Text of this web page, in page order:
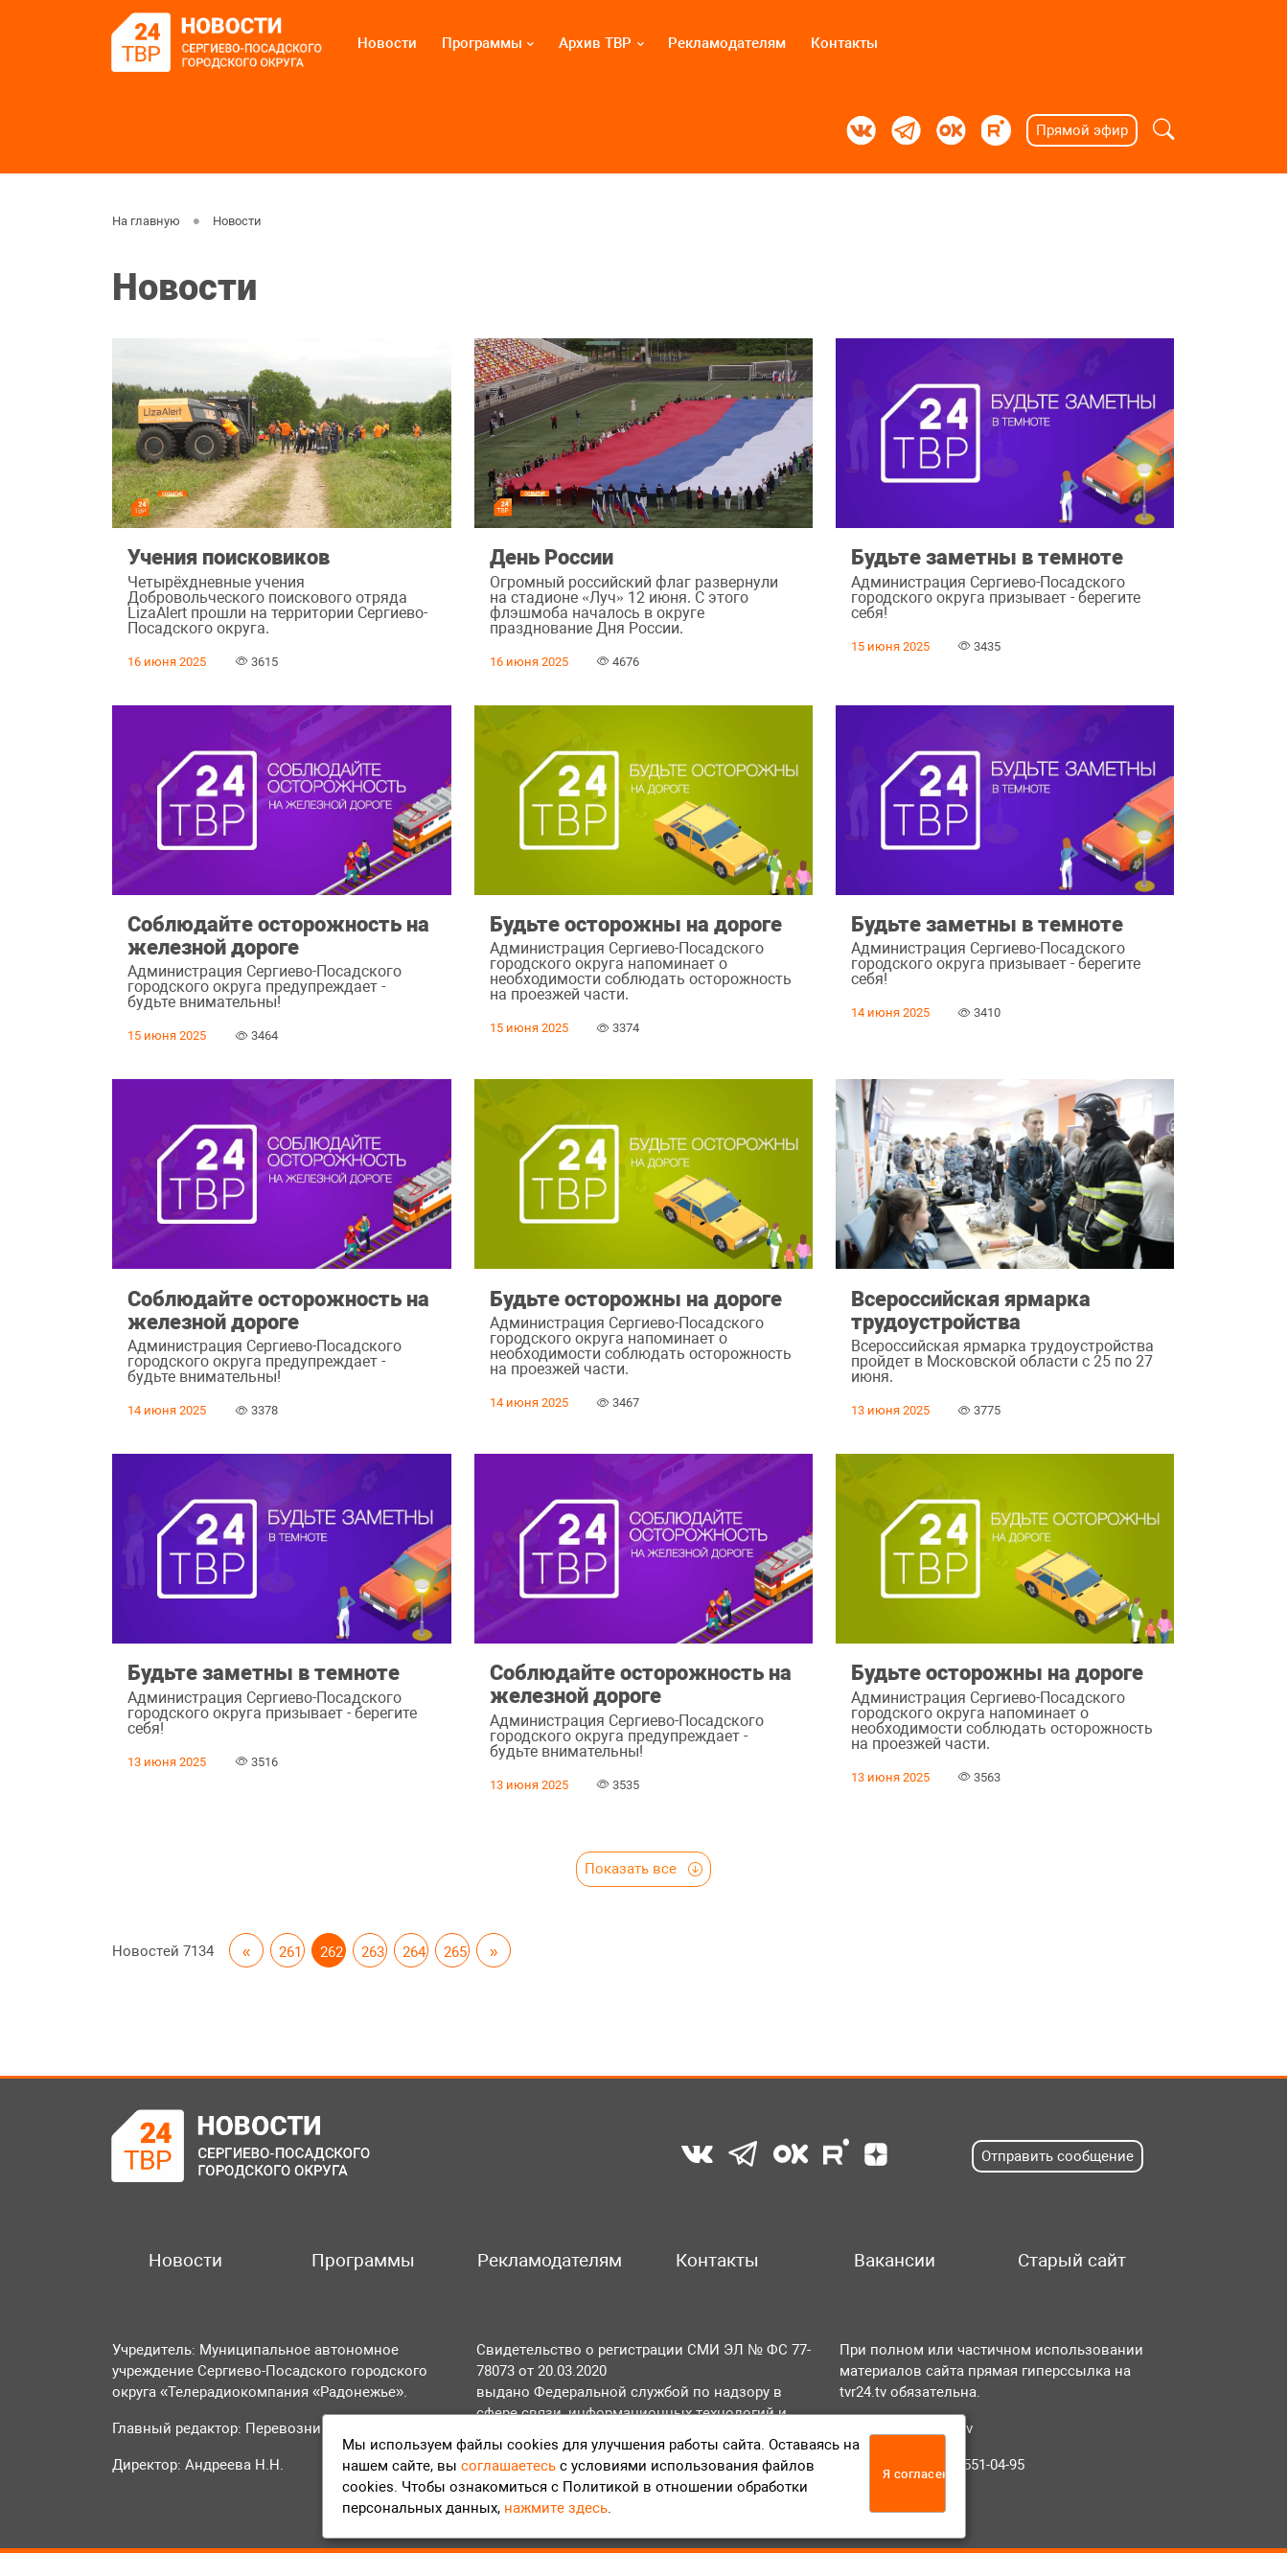
Новости Программы Архив ТВР Рекламодателям Контакты
Прямой эфир
На главную Новости
Новости
Учения поисковиков
Четырёхдневные учения
Добровольческого поискового отряда
LizaAlert прошли на территории Сергиево-
Посадского округа.
16 июня 2025 3615
День России
Огромный российский флаг развернули
на стадионе «Луч» 12 июня. С этого
флэшмоба началось в округе
празднование Дня России.
16 июня 2025 4676
Будьте заметны в темноте
Администрация Сергиево-Посадского
городского округа призывает - берегите
себя!
15 июня 2025 3435
Соблюдайте осторожность на
железной дороге
Администрация Сергиево-Посадского
городского округа предупреждает -
будьте внимательны!
15 июня 2025 3464
Будьте осторожны на дороге
Администрация Сергиево-Посадского
городского округа напоминает о
необходимости соблюдать осторожность
на проезжей части.
15 июня 2025 3374
Будьте заметны в темноте
Администрация Сергиево-Посадского
городского округа призывает - берегите
себя!
14 июня 2025 3410
Соблюдайте осторожность на
железной дороге
Администрация Сергиево-Посадского
городского округа предупреждает -
будьте внимательны!
14 июня 2025 3378
Будьте осторожны на дороге
Администрация Сергиево-Посадского
городского округа напоминает о
необходимости соблюдать осторожность
на проезжей части.
14 июня 2025 3467
Всероссийская ярмарка
трудоустройства
Всероссийская ярмарка трудоустройства
пройдет в Московской области с 25 по 27
июня.
13 июня 2025 3775
Будьте заметны в темноте
Администрация Сергиево-Посадского
городского округа призывает - берегите
себя!
13 июня 2025 3516
Соблюдайте осторожность на
железной дороге
Администрация Сергиево-Посадского
городского округа предупреждает -
будьте внимательны!
13 июня 2025 3535
Будьте осторожны на дороге
Администрация Сергиево-Посадского
городского округа напоминает о
необходимости соблюдать осторожность
на проезжей части.
13 июня 2025 3563
Показать все
Новостей7134 « 261 262 263 264 265 »
Отправить сообщение
Новости Программы Рекламодателям Контакты Вакансии Старый сайт
Учредитель: Муниципальное автономное
учреждение Сергиево-Посадского городского
округа «Телерадиокомпания «Радонежье».
Главный редактор: Перевозникова О.А.
Директор: Андреева Н.Н.
Свидетельство о регистрации СМИ ЭЛ № ФС 77-
78073 от 20.03.2020
выдано Федеральной службой по надзору в
сфере связи, информационных технологий и
массовых коммуникаций (Роскомнадзор).
Положение об обработке персональных данных
Согласие на обработку персональных данных
При полном или частичном использовании
материалов сайта прямая гиперссылка на
tvr24.tv обязательна.
info@tvr24.tv
Телефон: +7 (496) 551-04-95
Мы используем файлы cookies для улучшения работы сайта. Оставаясь на
нашем сайте, вы соглашаетесь с условиями использования файлов
cookies. Чтобы ознакомиться с Политикой в отношении обработки
персональных данных, нажмите здесь.
Я согласен